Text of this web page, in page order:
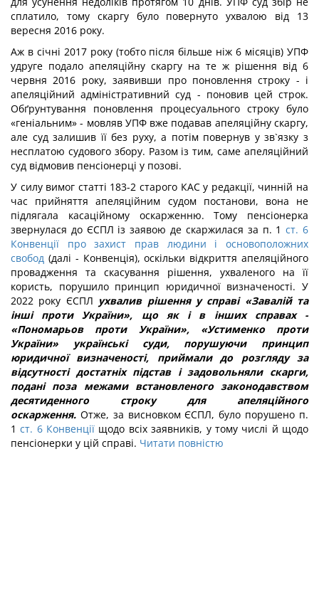
сплатило, тому скаргу було повернуто ухвалою від 13
вересня 2016 року.
Аж в січні 2017 року (тобто після більше ніж 6 місяців) УПФ
удруге подало апеляційну скаргу на те ж рішення від 6
червня 2016 року, заявивши про поновлення строку - і
апеляційний адміністративний суд - поновив цей строк.
Обґрунтування поновлення процесуального строку було
«геніальним» - мовляв УПФ вже подавав апеляційну скаргу,
але суд залишив її без руху, а потім повернув у зв`язку з
несплатою судового збору. Разом із тим, саме апеляційний
суд відмовив пенсіонерці у позові.
У силу вимог статті 183-2 старого КАС у редакції, чинній на
час прийняття апеляційним судом постанови, вона не
підлягала касаційному оскарженню. Тому пенсіонерка
звернулася до ЄСПЛ із заявою де скаржилася за п. 1ст. 6
Конвенції про захист прав людини і основоположних
свобод (далі - Конвенція), оскільки відкриття апеляційного
провадження та скасування рішення, ухваленого на її
користь, порушило принцип юридичної визначеності. У
2022 року ЄСПЛ ухвалив рішення у справі «Завалій та
інші проти України», що як і в інших справах -
«Пономарьов проти України», «Устименко проти
України» українські суди, порушуючи принцип
юридичної визначеності, приймали до розгляду за
відсутності достатніх підстав і задовольняли скарги,
подані поза межами встановленого законодавством
десятиденного строку для апеляційного
оскарження. Отже, за висновком ЄСПЛ, було порушено п.
1ст. 6 Конвенції щодо всіх заявників, у тому числі й щодо
пенсіонерки у цій справі. Читати повністю